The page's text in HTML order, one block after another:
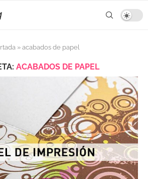
» acabados de papel
ACABADOS DE PAPEL